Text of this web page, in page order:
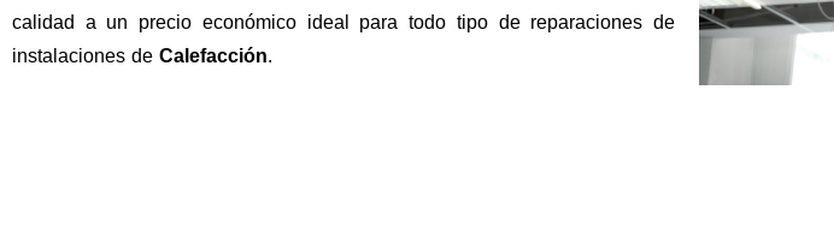
calidad a un precio económico ideal para todo tipo de reparaciones de
instalaciones de Calefacción.